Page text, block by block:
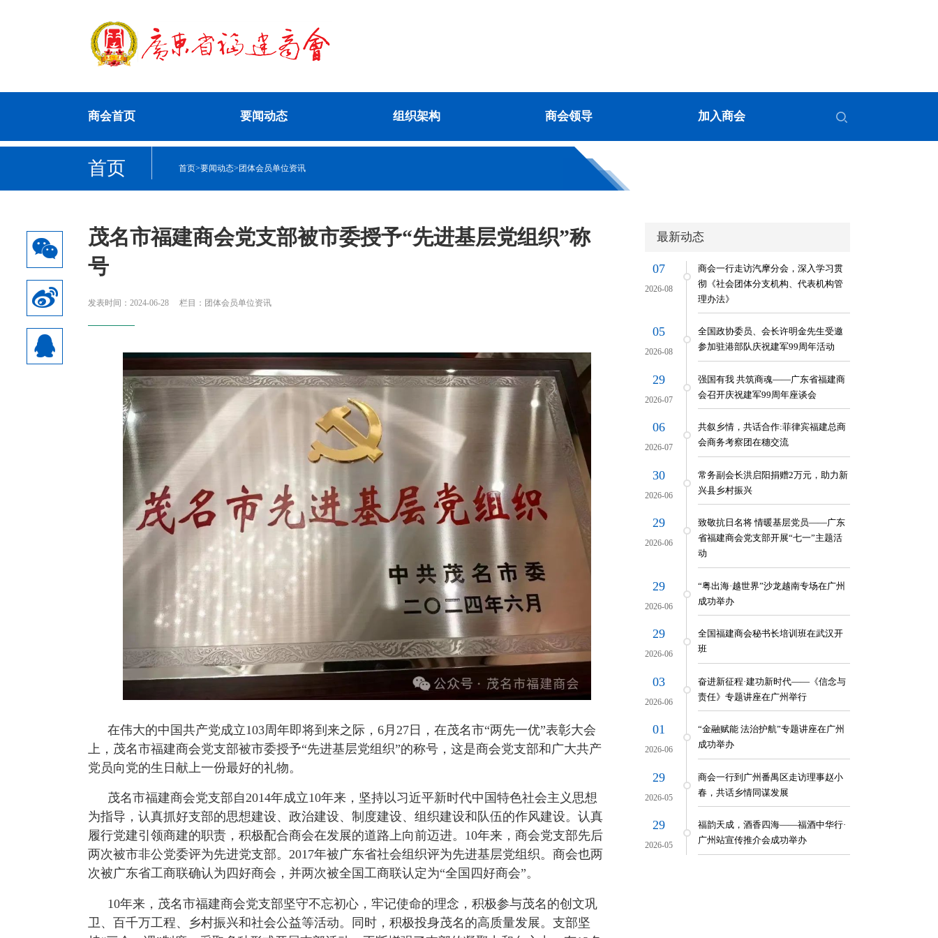
热门资讯：
1 执行会长徐丽萍、常务副会长洪启阳积极参政议政，尽心履职获表彰
常务副会长蔡志涛
4 参观古田会议会址 继承党的优良传统
副会长施亦根
泉州市人民政府副市长雷连鸣率队考察长隆集团并慰问广东省福建商会乡亲
商会首页 要闻动态 组织架构 商会领导 加入商会
首页 首页>要闻动态> 团体会员单位资讯
茂名市福建商会党支部被市委授予“先进基层党组织”称
号
发表时间：2024-06-28 栏目：团体会员单位资讯
在伟大的中国共产党成立103周年即将到来之际，6月27日，在茂名市“两先一优”表彰大会
上，茂名市福建商会党支部被市委授予“先进基层党组织”的称号，这是商会党支部和广大共产
党员向党的生日献上一份最好的礼物。
茂名市福建商会党支部自2014年成立10年来，坚持以习近平新时代中国特色社会主义思想
为指导，认真抓好支部的思想建设、政治建设、制度建设、组织建设和队伍的作风建设。认真
履行党建引领商建的职责，积极配合商会在发展的道路上向前迈进。10年来，商会党支部先后
两次被市非公党委评为先进党支部。2017年被广东省社会组织评为先进基层党组织。商会也两
次被广东省工商联确认为四好商会，并两次被全国工商联认定为“全国四好商会”。
10年来，茂名市福建商会党支部坚守不忘初心，牢记使命的理念，积极参与茂名的创文巩
卫、百千万工程、乡村振兴和社会公益等活动。同时，积极投身茂名的高质量发展。支部坚
最新动态
07
2026-08
商会一行走访汽摩分会，深入学习贯
彻《社会团体分支机构、代表机构管
理办法》
05
2026-08
全国政协委员、会长许明金先生受邀
参加驻港部队庆祝建军99周年活动
29
2026-07
强国有我 共筑商魂——广东省福建商
会召开庆祝建军99周年座谈会
06
2026-07
共叙乡情，共话合作:菲律宾福建总商
会商务考察团在穗交流
30
2026-06
常务副会长洪启阳捐赠2万元，助力新
兴县乡村振兴
29
2026-06
致敬抗日名将 情暖基层党员——广东
省福建商会党支部开展“七一”主题活
动
29
2026-06
“粤出海·越世界”沙龙越南专场在广州
成功举办
29
2026-06
全国福建商会秘书长培训班在武汉开
班
03
2026-06
奋进新征程·建功新时代——《信念与
责任》专题讲座在广州举行
01
2026-06
“金融赋能 法治护航”专题讲座在广州
成功举办
29
2026-05
商会一行到广州番禺区走访理事赵小
春，共话乡情同谋发展
29
2026-05
福韵天成，酒香四海——福酒中华行·
广州站宣传推介会成功举办